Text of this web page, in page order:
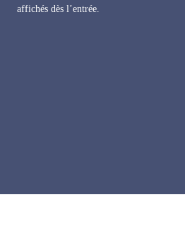
affichés dès l’entrée.